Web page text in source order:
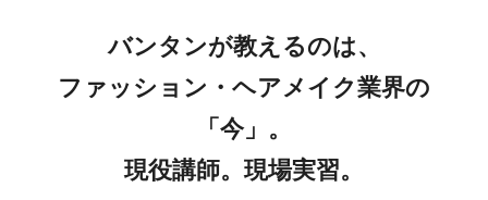
バンタンが教えるのは、
ファッション・ヘアメイク業界の
「今」。
現役講師。現場実習。